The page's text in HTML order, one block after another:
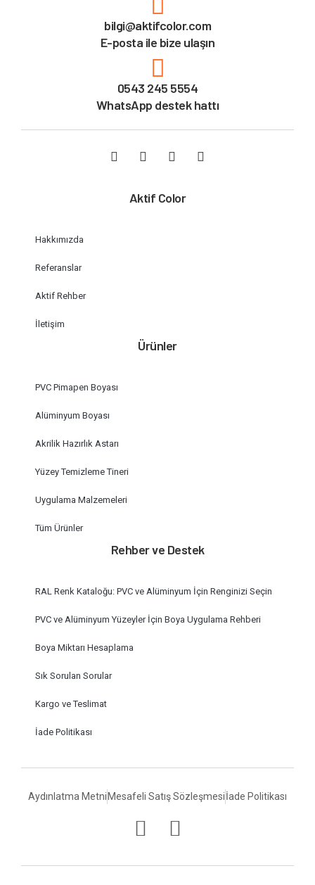
bilgi@aktifcolor.com
E-posta ile bize ulaşın
0543 245 5554
WhatsApp destek hattı
Aktif Color
Hakkımızda
Referanslar
Aktif Rehber
İletişim
Ürünler
PVC Pimapen Boyası
Alüminyum Boyası
Akrilik Hazırlık Astarı
Yüzey Temizleme Tineri
Uygulama Malzemeleri
Tüm Ürünler
Rehber ve Destek
RAL Renk Kataloğu: PVC ve Alüminyum İçin Renginizi Seçin
PVC ve Alüminyum Yüzeyler İçin Boya Uygulama Rehberi
Boya Miktarı Hesaplama
Sık Sorulan Sorular
Kargo ve Teslimat
İade Politikası
Aydınlatma Metni Mesafeli Satış Sözleşmesiİade Politikası